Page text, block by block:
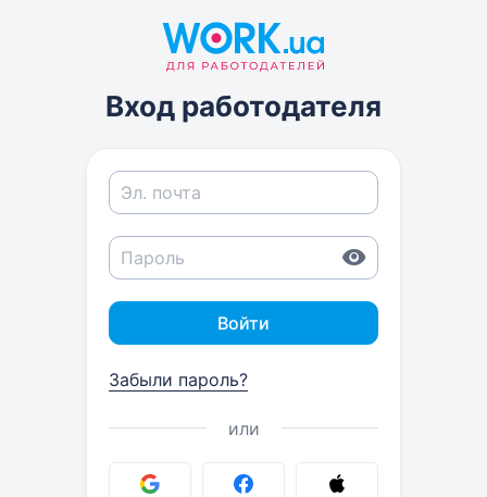
Вход работодателя
Войти
Забыли пароль?
или